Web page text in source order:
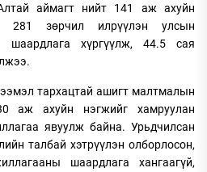
аймагт нийт 141 аж ахуйн
281 зөрчил илрүүлэн улсын
шаардлага хүргүүлж, 44.5 сая
тархацтай ашигт малтмалын
аж ахуйн нэгжийг хамруулан
явуулж байна. Урьдчилсан
талбай хэтрүүлэн олборлосон,
шаардлага хангаагүй,